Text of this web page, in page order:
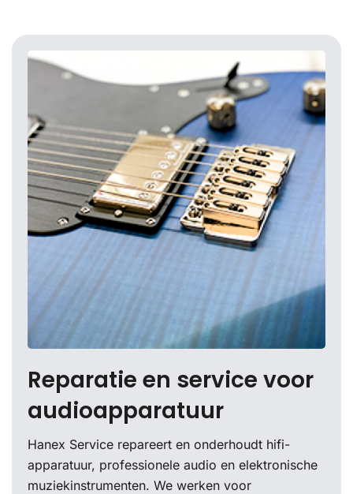
Reparatie en service voor
audioapparatuur
Hanex Service repareert en onderhoudt hifi-
apparatuur, professionele audio en elektronische
muziekinstrumenten. We werken voor